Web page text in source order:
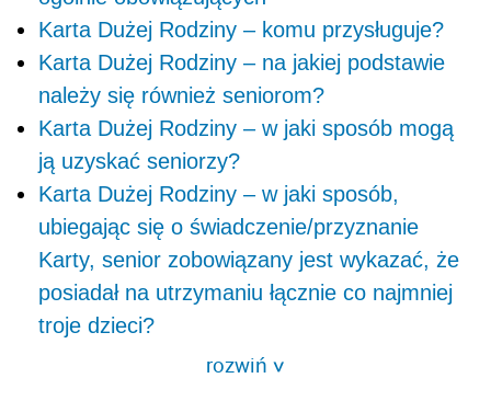
Karta Dużej Rodziny – komu przysługuje?
Karta Dużej Rodziny – na jakiej podstawie
należy się również seniorom?
Karta Dużej Rodziny – w jaki sposób mogą
ją uzyskać seniorzy?
Karta Dużej Rodziny – w jaki sposób,
ubiegając się o świadczenie/przyznanie
Karty, senior zobowiązany jest wykazać, że
posiadał na utrzymaniu łącznie co najmniej
troje dzieci?
rozwiń>